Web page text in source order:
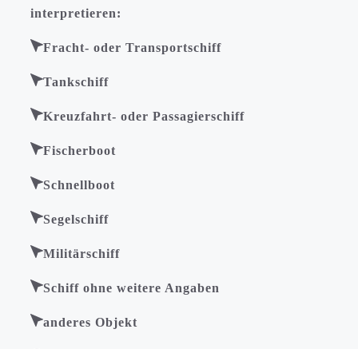
interpretieren:
Fracht- oder Transportschiff
Tankschiff
Kreuzfahrt- oder Passagierschiff
Fischerboot
Schnellboot
Segelschiff
Militärschiff
Schiff ohne weitere Angaben
anderes Objekt